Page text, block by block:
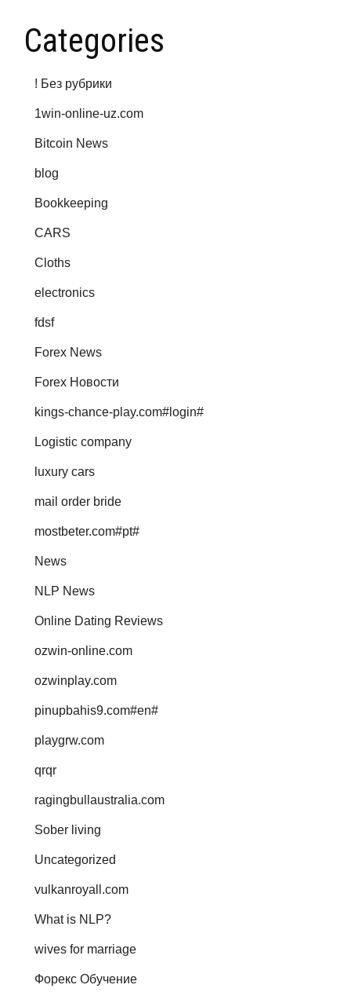
Categories
! Без рубрики
1win-online-uz.com
Bitcoin News
blog
Bookkeeping
CARS
Cloths
electronics
fdsf
Forex News
Forex Новости
kings-chance-play.com#login#
Logistic company
luxury cars
mail order bride
mostbeter.com#pt#
News
NLP News
Online Dating Reviews
ozwin-online.com
ozwinplay.com
pinupbahis9.com#en#
playgrw.com
qrqr
ragingbullaustralia.com
Sober living
Uncategorized
vulkanroyall.com
What is NLP?
wives for marriage
Форекс Обучение